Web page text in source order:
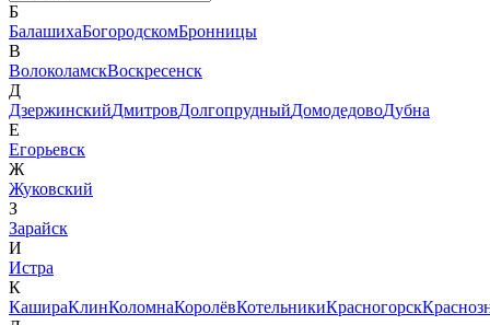
Б
БалашихаБогородскомБронницы
В
ВолоколамскВоскресенск
Д
ДзержинскийДмитровДолгопрудныйДомодедовоДубна
Е
Егорьевск
Ж
Жуковский
З
Зарайск
И
Истра
К
КашираКлинКоломнаКоролёвКотельникиКрасногорск